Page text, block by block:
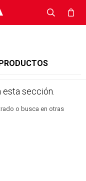
esta sección.
o busca en otras